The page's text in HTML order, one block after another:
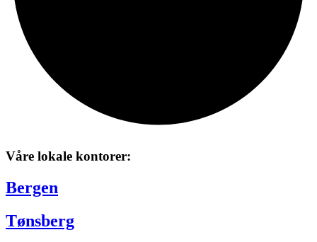
Våre lokale kontorer:
Bergen
Tønsberg